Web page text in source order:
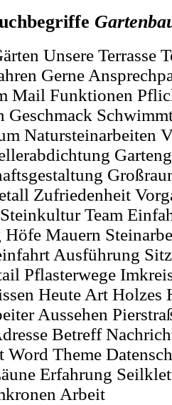
Unsere Terrasse
Gerne
Mail Funktionen
Geschmack
Natursteinarbeiten
Zufriedenheit
Team
Höfe Mauern
Ausführung
Pflasterwege
Heute Art Holzes
Aussehen
Betreff
Theme
Erfahrung
Arbeit